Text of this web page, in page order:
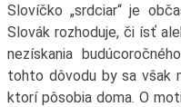
Slovíčko „srdciar“ je
Slovák rozhoduje, či ísť
nezískania
tohto dôvodu by sa však
ktorí pôsobia doma. O